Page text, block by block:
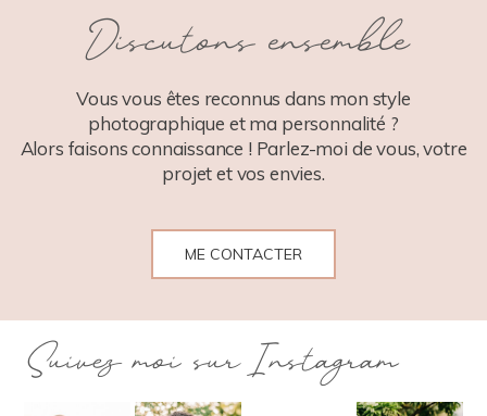
Discutons ensemble
Vous vous êtes reconnus dans mon style
photographique et ma personnalité ?
Alors faisons connaissance ! Parlez-moi de vous, votre
projet et vos envies.
ME CONTACTER
Suivez moi sur Instagram